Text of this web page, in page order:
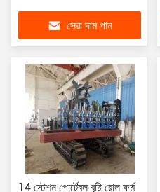
সেরা দাম পান
14 স্টেশন পোর্টেবল বৃষ্টি রোল ফর্ম